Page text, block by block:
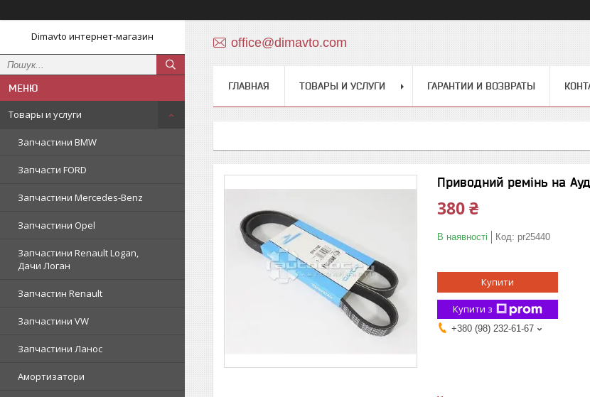
Dimavto интернет-магазин
Товары и услуги
Запчастини BMW
Запчасти FORD
Запчастини Mercedes-Benz
Запчастини Opel
Запчастини Renault Logan,
Дачи Логан
Запчастин Renault
Запчастини VW
Запчастини Ланос
Амортизатори
office@dimavto.com
ГЛАВНАЯ ТОВАРЫ И УСЛУГИ ГАРАНТИИ И ВОЗВРАТЫ
Приводний ремінь на
380 ₴
В наявності Код: pr25440
Купити
Купити з
+380 (98) 232-61-67